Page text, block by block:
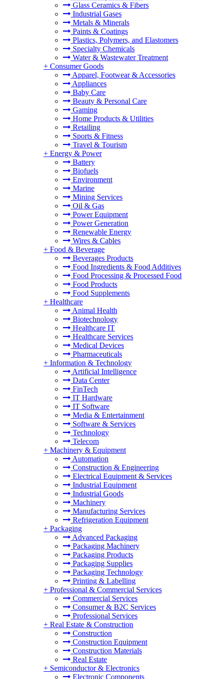
Glass Ceramics & Fibers
Industrial Gases
Metals & Minerals
Paints & Coatings
Plastics, Polymers, and Elastomers
Specialty Chemicals
Water & Wastewater Treatment
+ Consumer Goods
Apparel, Footwear & Accessories
Appliances
Baby Care
Beauty & Personal Care
Gaming
Home Products & Utilities
Retailing
Sports & Fitness
Travel & Tourism
+ Energy & Power
Battery
Biofuels
Environment
Marine
Mining Services
Oil & Gas
Power Equipment
Power Generation
Renewable Energy
Wires & Cables
+ Food & Beverage
Beverages Products
Food Ingredients & Food Additives
Food Processing & Processed Food
Food Products
Food Supplements
+ Healthcare
Animal Health
Biotechnology
Healthcare IT
Healthcare Services
Medical Devices
Pharmaceuticals
+ Information & Technology
Artificial Intelligence
Data Center
FinTech
IT Hardware
IT Software
Media & Entertainment
Software & Services
Technology
Telecom
+ Machinery & Equipment
Automation
Construction & Engineering
Electrical Equipment & Services
Industrial Equipment
Industrial Goods
Machinery
Manufacturing Services
Refrigeration Equipment
+ Packaging
Advanced Packaging
Packaging Machinery
Packaging Products
Packaging Supplies
Packaging Technology
Printing & Labelling
+ Professional & Commercial Services
Commercial Services
Consumer & B2C Services
Professional Services
+ Real Estate & Construction
Construction
Construction Equipment
Construction Materials
Real Estate
+ Semiconductor & Electronics
Electronic Components